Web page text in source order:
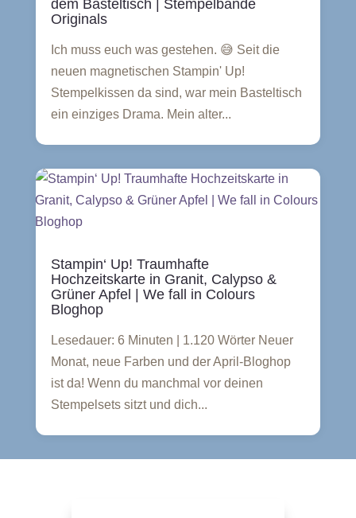
dem Basteltisch | Stempelbande
Originals
Ich muss euch was gestehen. 😅 Seit die
neuen magnetischen Stampin' Up!
Stempelkissen da sind, war mein Basteltisch
ein einziges Drama. Mein alter...
Stampin‘ Up! Traumhafte
Hochzeitskarte in Granit, Calypso &
Grüner Apfel | We fall in Colours
Bloghop
Lesedauer: 6 Minuten | 1.120 Wörter Neuer
Monat, neue Farben und der April-Bloghop
ist da! Wenn du manchmal vor deinen
Stempelsets sitzt und dich...